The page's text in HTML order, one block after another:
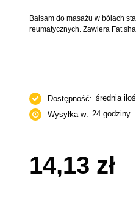
Balsam do masażu w bólach
reumatycznych. Zawiera Fat
Dostępność: średnia
Wysyłka w: 24 godziny
14,13 zł